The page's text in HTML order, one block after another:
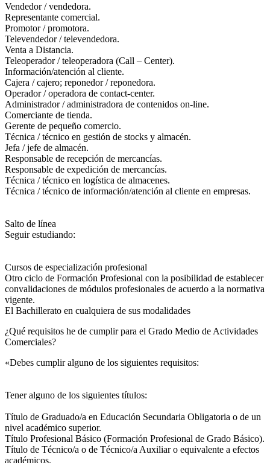
Vendedor / vendedora.
Representante comercial.
Promotor / promotora.
Televendedor / televendedora.
Venta a Distancia.
Teleoperador / teleoperadora (Call – Center).
Información/atención al cliente.
Cajera / cajero; reponedor / reponedora.
Operador / operadora de contact-center.
Administrador / administradora de contenidos on-line.
Comerciante de tienda.
Gerente de pequeño comercio.
Técnica / técnico en gestión de stocks y almacén.
Jefa / jefe de almacén.
Responsable de recepción de mercancías.
Responsable de expedición de mercancías.
Técnica / técnico en logística de almacenes.
Técnica / técnico de información/atención al cliente en empresas.
Salto de línea
Seguir estudiando:
Cursos de especialización profesional
Otro ciclo de Formación Profesional con la posibilidad de establecer
convalidaciones de módulos profesionales de acuerdo a la normativa
vigente.
El Bachillerato en cualquiera de sus modalidades
¿Qué requisitos he de cumplir para el Grado Medio de Actividades
Comerciales?
«Debes cumplir alguno de los siguientes requisitos:
Tener alguno de los siguientes títulos:
Título de Graduado/a en Educación Secundaria Obligatoria o de un
nivel académico superior.
Título Profesional Básico (Formación Profesional de Grado Básico).
Título de Técnico/a o de Técnico/a Auxiliar o equivalente a efectos
académicos.